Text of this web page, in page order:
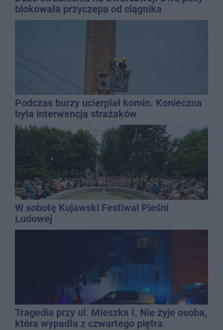
blokowała przyczepa od ciągnika
Podczas burzy ucierpiał komin. Konieczna
była interwencja strażaków
W sobotę Kujawski Festiwal Pieśni
Ludowej
Tragedia przy ul. Mieszka I. Nie żyje osoba,
która wypadła z czwartego piętra